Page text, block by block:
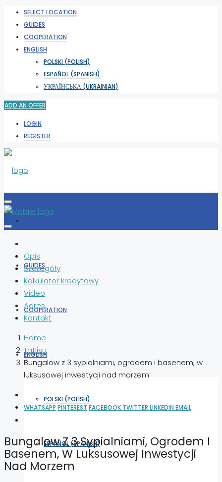
SELECT LOCATION
GUIDES
COOPERATION
ENGLISH
POLSKI (POLISH)
ESPAÑOL (SPANISH)
УКРАЇНСЬКА (UKRAINIAN)
ADD AN OFFER
LOGIN
REGISTER
GUIDES
COOPERATION
ENGLISH
POLSKI (POLISH)
ESPAÑOL (SPANISH)
Opis
Szczegóły
Kalkulator kredytowy
Video
Adres
Kontakt
Home
Tatlisu
Bungalow z 3 sypialniami, ogrodem i basenem, w
luksusowej inwestycji nad morzem
WHATSAPP PINTEREST FACEBOOK TWITTER LINKEDIN EMAIL
Bungalow Z 3 Sypialniami, Ogrodem I
Basenem, W Luksusowej Inwestycji
Nad Morzem